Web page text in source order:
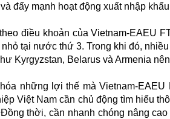
đẩy mạnh hoạt động xuất nhập
điều khoản của Vietnam-EAEU
tại nước thứ 3. Trong khi đó,
Kyrgyzstan, Belarus và Armenia
những lợi thế mà Vietnam-EAEU
Việt Nam cần chủ động tìm hiểu
Đồng thời, cần nhanh chóng nâng